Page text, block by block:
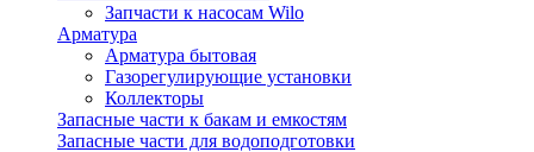
Запчасти к насосам Wilo
Арматура
Арматура бытовая
Газорегулирующие установки
Коллекторы
Запасные части к бакам и емкостям
Запасные части для водоподготовки